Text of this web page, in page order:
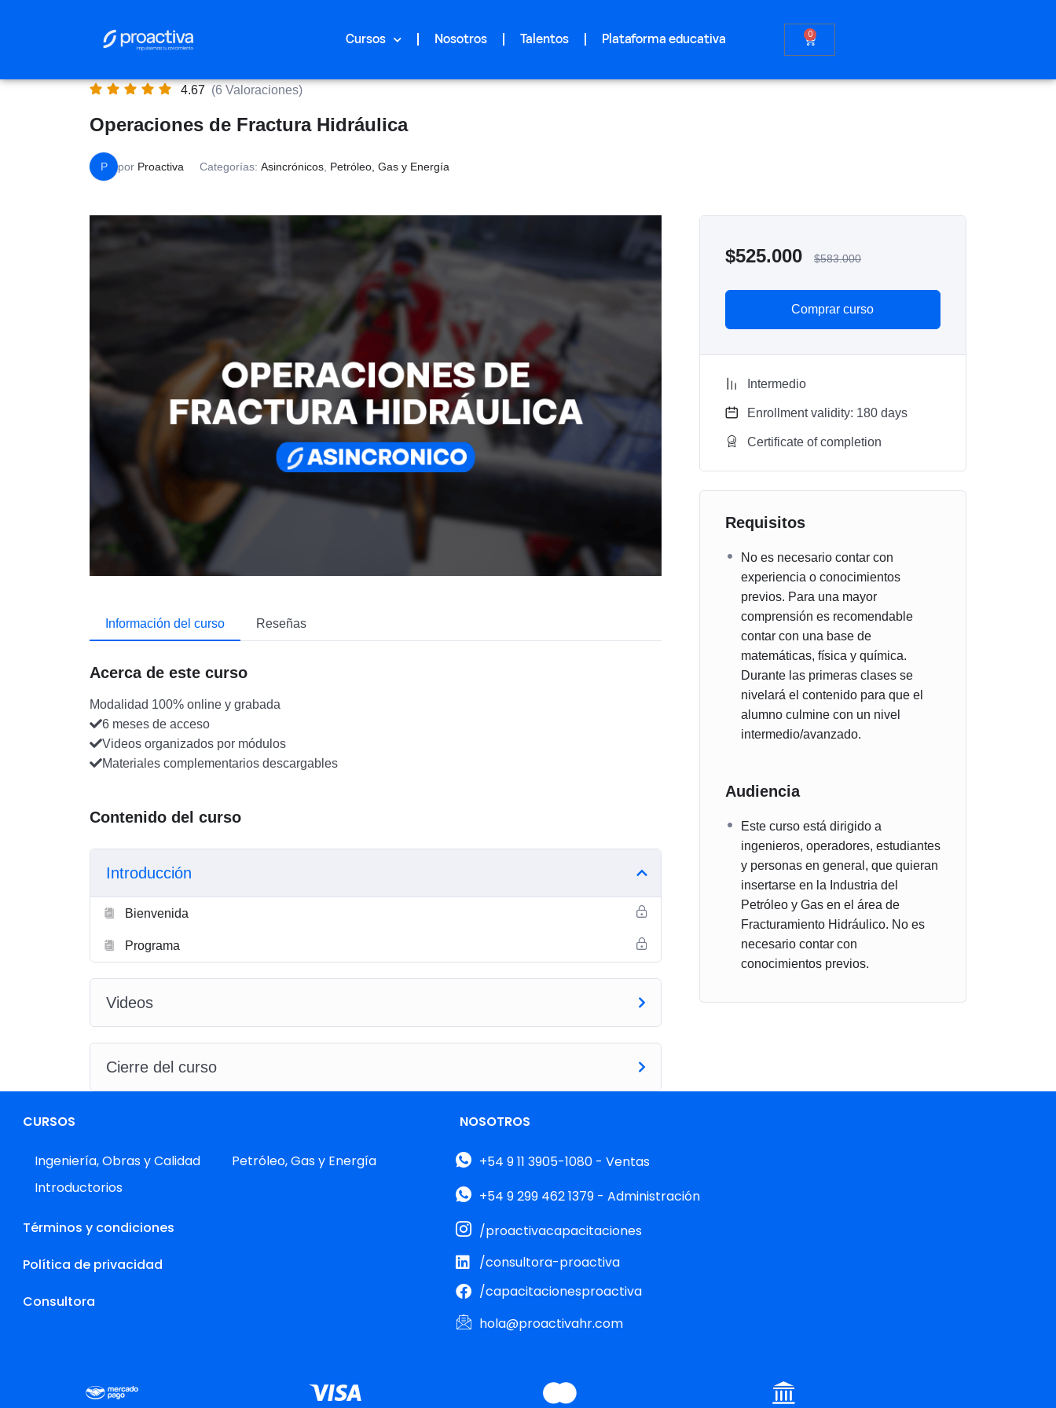
contenido
Cursos Nosotros Talentos Plataforma educativa 0
4.67 (6 Valoraciones)
Operaciones de Fractura Hidráulica
P por Proactiva Categorías: Asincrónicos Petróleo, Gas y Energía
Información del curso Reseñas
Acerca de este curso
Modalidad 100% online y grabada
6 meses de acceso
Videos organizados por módulos
Materiales complementarios descargables
Contenido del curso
Introducción
Bienvenida
Programa
Videos
Cierre del curso
$525.000 $583.000
Comprar curso
Intermedio
Enrollment validity: 180 days
Certificate of completion
Requisitos
No es necesario contar con
experiencia o conocimientos
previos. Para una mayor
comprensión es recomendable
contar con una base de
matemáticas, física y química.
Durante las primeras clases se
nivelará el contenido para que el
alumno culmine con un nivel
intermedio/avanzado.
Audiencia
Este curso está dirigido a
ingenieros, operadores, estudiantes
y personas en general, que quieran
insertarse en la Industria del
Petróleo y Gas en el área de
Fracturamiento Hidráulico. No es
necesario contar con
conocimientos previos.
CURSOS
Ingeniería, Obras y Calidad
Petróleo, Gas y Energía
Introductorios
Términos y condiciones
Política de privacidad
Consultora
NOSOTROS
+54 9 11 3905-1080 - Ventas
+54 9 299 462 1379 - Administración
/proactivacapacitaciones
/consultora-proactiva
/capacitacionesproactiva
hola@proactivahr.com